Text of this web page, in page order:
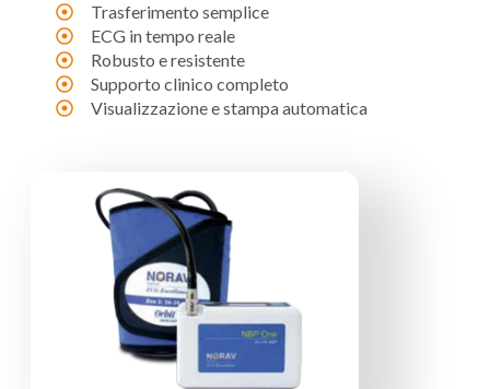
Trasferimento semplice
ECG in tempo reale
Robusto e resistente
Supporto clinico completo
Visualizzazione e stampa automatica